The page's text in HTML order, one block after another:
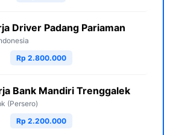
Driver Padang Pariaman
Rp 2.800.000
Bank Mandiri Trenggalek
(Persero)
Rp 2.200.000